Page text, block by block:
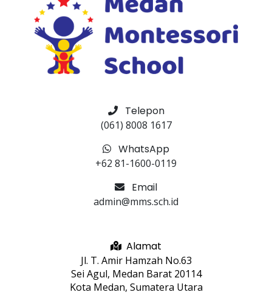
Telepon
(061) 8008 1617
WhatsApp
+62 81-1600-0119
Email
admin@mms.sch.id
Alamat
Jl. T. Amir Hamzah No.63
Sei Agul, Medan Barat 20114
Kota Medan, Sumatera Utara